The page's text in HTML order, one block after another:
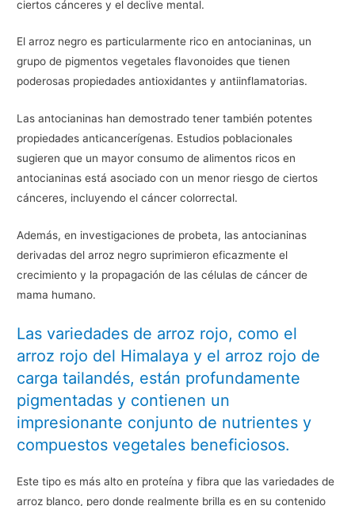
ciertos cánceres y el declive mental.
El arroz negro es particularmente rico en antocianinas, un
grupo de pigmentos vegetales flavonoides que tienen
poderosas propiedades antioxidantes y antiinflamatorias.
Las antocianinas han demostrado tener también potentes
propiedades anticancerígenas. Estudios poblacionales
sugieren que un mayor consumo de alimentos ricos en
antocianinas está asociado con un menor riesgo de ciertos
cánceres, incluyendo el cáncer colorrectal.
Además, en investigaciones de probeta, las antocianinas
derivadas del arroz negro suprimieron eficazmente el
crecimiento y la propagación de las células de cáncer de
mama humano.
Las variedades de arroz rojo, como el
arroz rojo del Himalaya y el arroz rojo de
carga tailandés, están profundamente
pigmentadas y contienen un
impresionante conjunto de nutrientes y
compuestos vegetales beneficiosos.
Este tipo es más alto en proteína y fibra que las variedades de
arroz blanco, pero donde realmente brilla es en su contenido